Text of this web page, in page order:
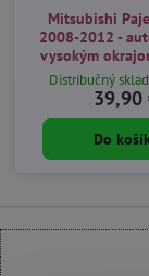
Mitsubishi
2008-2012 -
vysokým
Distribučný
39,90
Do